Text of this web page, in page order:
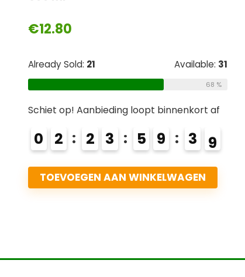
€12.80
Already Sold: 21 Available: 31
68 %
Schiet op! Aanbieding loopt binnenkort af
0 2 2 3 5 9 3 7
8
TOEVOEGEN AAN WINKELWAGEN